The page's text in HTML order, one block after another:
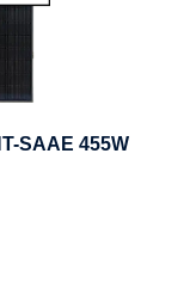
SAAE 455W